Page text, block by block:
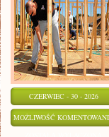
CZERWIEC - 30 - 2026
MOŻLIWOŚĆ